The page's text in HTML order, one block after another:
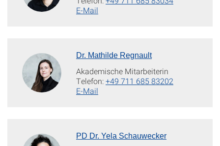
E-Mail
Dr. Mathilde Regnault
Akademische Mitarbeiterin
Telefon:+49 711 685 83202
E-Mail
PD Dr. Yela Schauwecker